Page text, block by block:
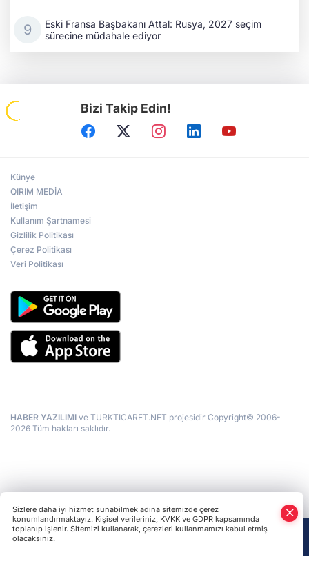
Eski Fransa Başbakanı Attal: Rusya, 2027 seçim
sürecine müdahale ediyor
Bizi Takip Edin!
Künye
QIRIM MEDİA
İletişim
Kullanım Şartnamesi
Gizlilik Politikası
Çerez Politikası
Veri Politikası
HABER YAZILIMI ve TURKTICARET.NET projesidir Copyright© 2006-
2026 Tüm hakları saklıdır.
Sizlere daha iyi hizmet sunabilmek adına sitemizde çerez
konumlandırmaktayız. Kişisel verileriniz, KVKK ve GDPR kapsamında
toplanıp işlenir. Sitemizi kullanarak, çerezleri kullanmamızı kabul etmiş
olacaksınız.